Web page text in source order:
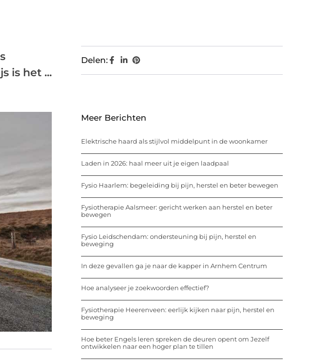
is het ...
Delen:
Meer Berichten
Elektrische haard als stijlvol middelpunt in de woonkamer
Laden in 2026: haal meer uit je eigen laadpaal
Fysio Haarlem: begeleiding bij pijn, herstel en beter bewegen
Fysiotherapie Aalsmeer: gericht werken aan herstel en beter
bewegen
Fysio Leidschendam: ondersteuning bij pijn, herstel en
beweging
In deze gevallen ga je naar de kapper in Arnhem Centrum
Hoe analyseer je zoekwoorden effectief?
Fysiotherapie Heerenveen: eerlijk kijken naar pijn, herstel en
beweging
Hoe beter Engels leren spreken de deuren opent om Jezelf
ontwikkelen naar een hoger plan te tillen